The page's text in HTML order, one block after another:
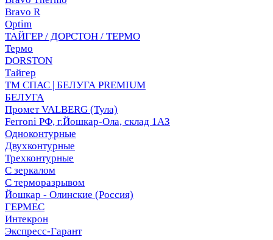
Bravo R
Optim
ТАЙГЕР / ДОРСТОН / ТЕРМО
Термо
DORSTON
Тайгер
ТМ СПАС | БЕЛУГА PREMIUM
БЕЛУГА
Промет VALBERG (Тула)
Ferroni РФ, г.Йошкар-Ола, склад 1АЗ
Одноконтурные
Двухконтурные
Трехконтурные
С зеркалом
С терморазрывом
Йошкар - Олинские (Россия)
ГЕРМЕС
Интекрон
Экспресс-Гарант